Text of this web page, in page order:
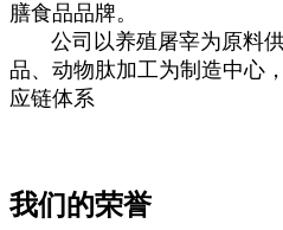
膳食品品牌。
公司以养殖屠宰为原料供
品、动物肽加工为制造中心
应链体系
我们的荣誉